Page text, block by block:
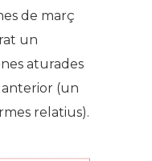
de març
un
aturades
anterior (un
relatius).